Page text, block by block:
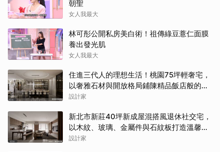
朝聖
女人我最大
林可彤公開私房美白術！祖傳綠豆薏仁面膜
養出發光肌
女人我最大
住進三代人的理想生活！桃園75坪輕奢宅，
以奢雅石材與開放格局鋪陳精品飯店般的優
雅日常
設計家
新北市新莊40坪新成屋混搭風退休社交宅，
以木紋、玻璃、金屬件與石紋板打造溫馨日
常
設計家